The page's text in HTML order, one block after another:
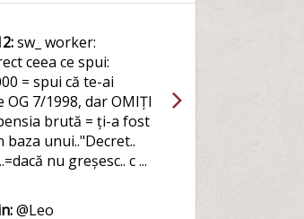
sw_ worker:
ceea ce spui:
= spui că te-ai
7/1998, dar OMIȚI
brută = ți-a fost
baza unui.."Decret..
nu greșesc.. c ...
@Leo